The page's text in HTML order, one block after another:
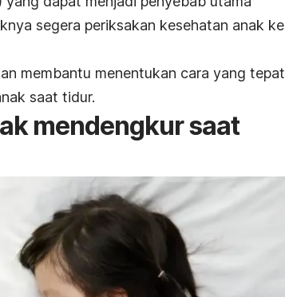
segera periksakan kesehatan anak ke
membantu menentukan cara yang tepat
saat tidur.
mendengkur saat